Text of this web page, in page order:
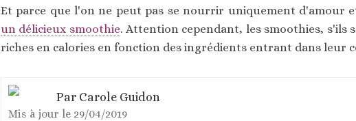
Et parce que l'on ne peut pas se nourrir uniquement d'amour
un délicieux smoothie. Attention cependant, les smoothies, s'ils
riches en calories en fonction des ingrédients entrant dans leur
Par Carole Guidon
Mis à jour le 29/04/2019